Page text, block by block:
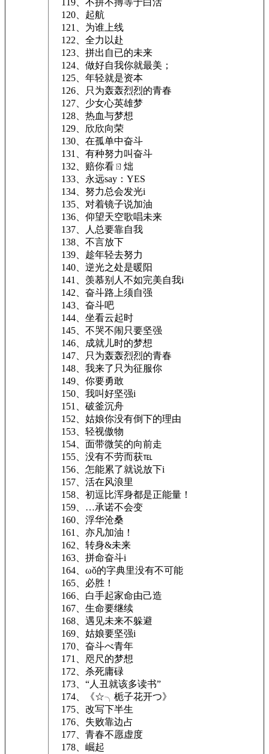
119、不拼不搏等于白活
120、起航
121、为谁上线
122、全力以赴
123、拼出自已的未来
124、做好自我你就最美；
125、年轻就是资本
126、只为轰轰烈烈的青春
127、少女心英雄梦
128、热血与梦想
129、欣欣向荣
130、在孤单中奋斗
131、有种努力叫奋斗
132、赔你看ㄖ炪
133、永远say：YES
134、努力总会发光i
135、对着镜子说加油
136、仰望天空歌唱未来
137、人总要靠自我
138、不言放下
139、趁年轻去努力
140、逆光之处是暖阳
141、羡慕别人不如完美自我i
142、奋斗路上须自强
143、奋斗吧
144、坐看云起时
145、不哭不闹只要坚强
146、成就儿时的梦想
147、只为轰轰烈烈的青春
148、我来了只为征服你
149、你要勇敢
150、我叫好坚强i
151、破釜沉舟
152、姑娘你没有倒下的理由
153、轻视傲物
154、面带微笑的向前走
155、没有不劳而获℡
156、怎能累了就说放下i
157、活在风浪里
158、初逗比浑身都是正能量！
159、…承诺不会变
160、浮华沧桑
161、亦凡加油！
162、转身&未来
163、拼命奋斗i
164、ωǒ的字典里没有不可能
165、必胜！
166、白手起家命由己造
167、生命要继续
168、遇见未来不躲避
169、姑娘要坚强i
170、奋斗べ青年
171、咫尺的梦想
172、杀死庸碌
173、“人丑就该多读书”
174、《☆╮栀子花开つ》
175、改写下半生
176、失败靠边占
177、青春不愿虚度
178、崛起